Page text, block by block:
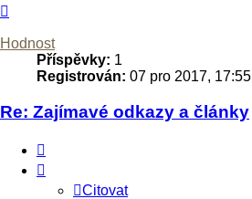
Hodnost
Příspěvky: 1
Registrován: 07 pro 2017, 17:55
Re: Zajímavé odkazy a články
Citovat